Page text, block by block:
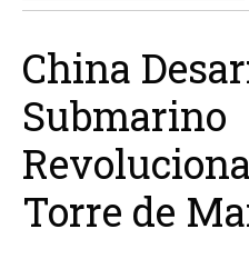
China
Submarino
Torre de